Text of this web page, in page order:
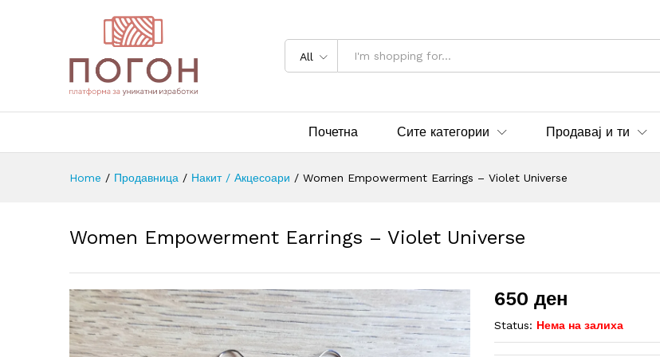
All
Почетна Сите категории Продавај и ти
Home / Продавница / Накит / Акцесоари / Women Empowerment Earrings – Violet Universe
Women Empowerment Earrings – Violet Universe
650ден
Status: Нема на залиха